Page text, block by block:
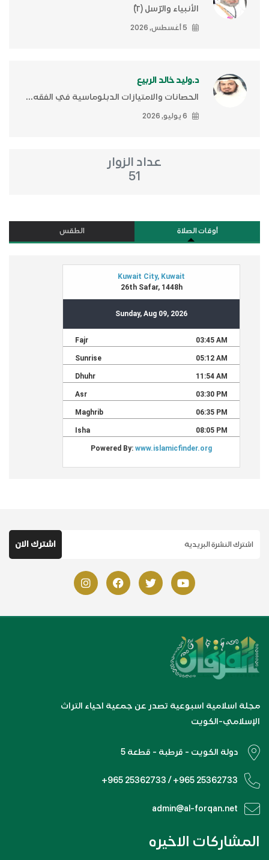
الأنبياء والرّسل (٢)ّ
5 أغسطس, 2026
د.وليد خالد الربيع
الحصانات والامتيازات الدبلوماسية في الفقه...
6 يوليو, 2026
عداد الزوار
51
أوقات الصلاة الطقس
مجلة اسلامية اسبوعية تصدر عن جمعية احياء التراث
الإسلامي-الكويت
دولة الكويت - قرطبة - قطعة 5
+965 25362733 / +965 25362733
admin@al-forqan.net
المشاركات الاخيره